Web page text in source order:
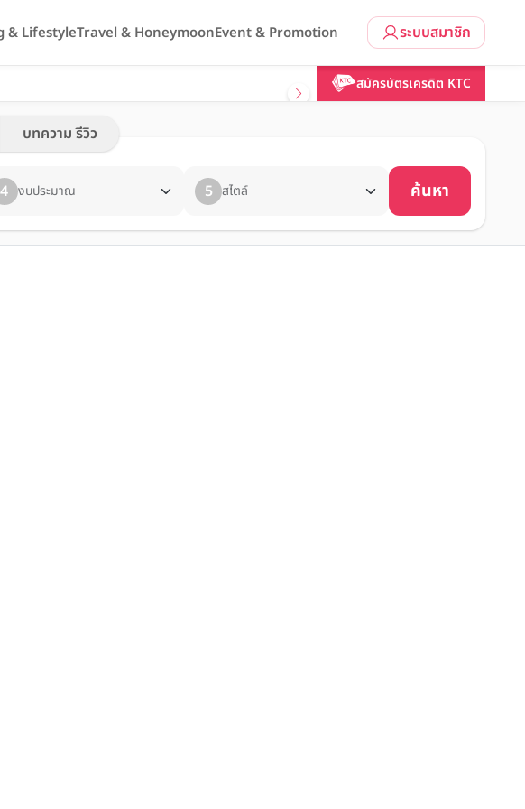
ระบบสมาชิก
& LifestyleTravel & HoneymoonEvent & Promotion
สมัครบัตรเครดิต KTC
บทความ รีวิว
4 งบประมาณ 5 สไตล์ ค้นหา